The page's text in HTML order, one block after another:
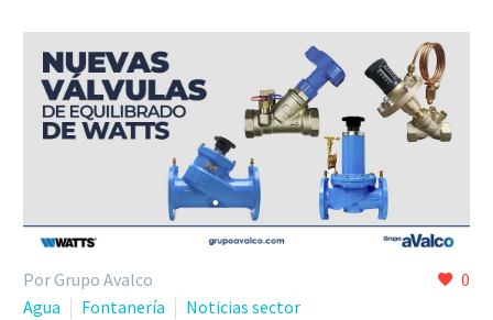
0
Por Grupo Avalco
Agua
Fontanería Noticias sector